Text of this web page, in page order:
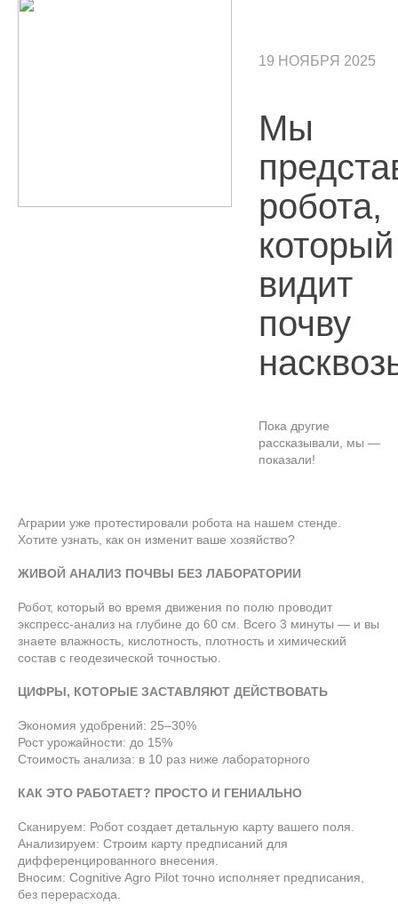
19 НОЯБРЯ 2025
Мы
робота,
который
видит
почву
Пока другие
рассказывали, мы —
показали!
Аграрии уже протестировали робота на нашем стенде.
Хотите узнать, как он изменит ваше хозяйство?
ЖИВОЙ АНАЛИЗ ПОЧВЫ БЕЗ ЛАБОРАТОРИИ
Робот, который во время движения по полю проводит
экспресс-анализ на глубине до 60 см. Всего 3 минуты — и вы
знаете влажность, кислотность, плотность и химический
состав с геодезической точностью.
ЦИФРЫ, КОТОРЫЕ ЗАСТАВЛЯЮТ ДЕЙСТВОВАТЬ
Экономия удобрений: 25–30%
Рост урожайности: до 15%
Стоимость анализа: в 10 раз ниже лабораторного
КАК ЭТО РАБОТАЕТ? ПРОСТО И ГЕНИАЛЬНО
Сканируем: Робот создает детальную карту вашего поля.
Анализируем: Строим карту предписаний для
дифференцированного внесения.
Вносим: Cognitive Agro Pilot точно исполняет предписания,
без перерасхода.